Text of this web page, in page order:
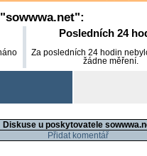
sowwwa.net":
Posledních 24
Za posledních 24 hodin
žádne měření.
Diskuse u poskytovatele
Přidat komentář